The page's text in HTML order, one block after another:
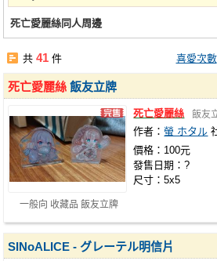
註冊會員
死亡愛麗絲同人周邊
共41 件 喜愛次數
一般向 收藏品 飯友立牌
死亡愛麗絲 飯友立牌
死亡愛麗絲 飯友
作者：螢 ホタル
價格：100元
發售日期：?
尺寸：5x5
SINoALICE - グレーテル明信片